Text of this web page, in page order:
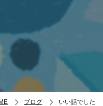
ブログ いい話でした